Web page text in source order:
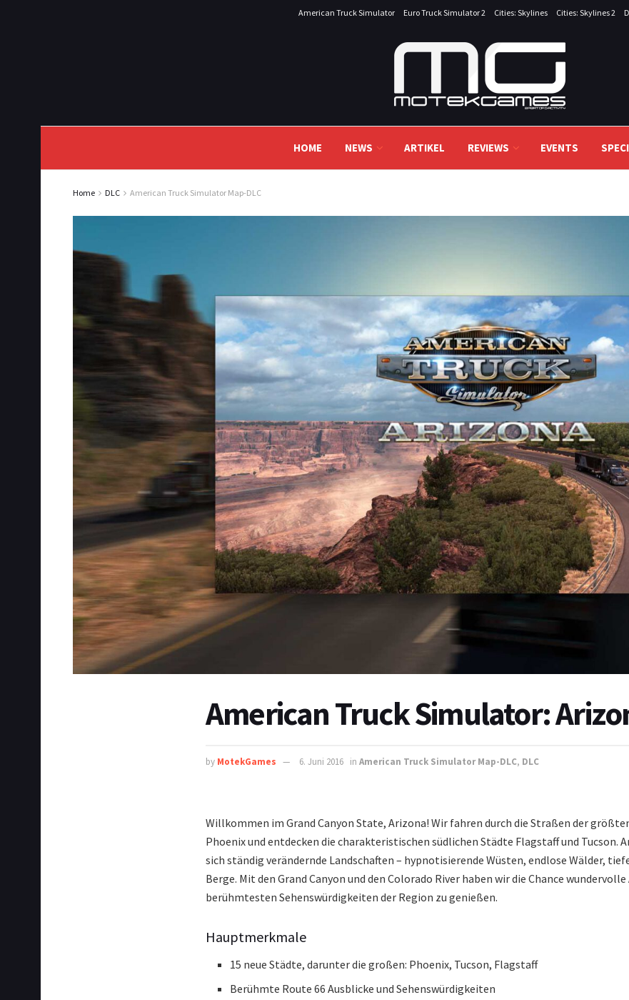
American Truck Simulator Euro Truck Simulator 2 Cities: Skylines Cities: Skylines 2
HOME NEWS ARTIKEL REVIEWS EVENTS
Home DLC American Truck Simulator Map-DLC
American Truck Simulator:
by MotekGames 6. Juni 2016 in American Truck Simulator Map-DLC, DLC
Willkommen im Grand Canyon State, Arizona! Wir fahren durch die Straßen der
Phoenix und entdecken die charakteristischen südlichen Städte Flagstaff und Tucson.
sich ständig verändernde Landschaften – hypnotisierende Wüsten, endlose Wälder,
Berge. Mit den Grand Canyon und den Colorado River haben wir die Chance
berühmtesten Sehenswürdigkeiten der Region zu genießen.
Hauptmerkmale
15 neue Städte, darunter die großen: Phoenix, Tucson, Flagstaff
Berühmte Route 66 Ausblicke und Sehenswürdigkeiten